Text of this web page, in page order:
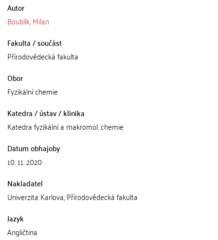
Autor
Boublík, Milan
Fakulta / součást
Přírodovědecká fakulta
Obor
Fyzikální chemie
Katedra / ústav / klinika
Katedra fyzikální a makromol. chemie
Datum obhajoby
10. 11. 2020
Nakladatel
Univerzita Karlova, Přírodovědecká fakulta
Jazyk
Angličtina